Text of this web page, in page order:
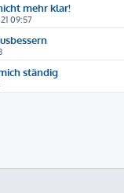
mehr klar!
09:57
ständig